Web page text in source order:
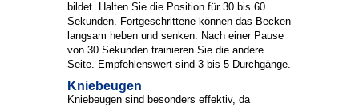
bildet. Halten Sie die Position für 30 bis 60
Sekunden. Fortgeschrittene können das Becken
langsam heben und senken. Nach einer Pause
von 30 Sekunden trainieren Sie die andere
Seite. Empfehlenswert sind 3 bis 5 Durchgänge.
Kniebeugen
Kniebeugen sind besonders effektiv, da